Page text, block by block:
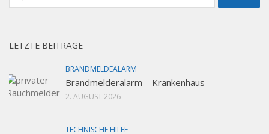
nach:
LETZTE BEITRÄGE
BRANDMELDEALARM
Brandmelderalarm – Krankenhaus
2. AUGUST 2026
TECHNISCHE HILFE